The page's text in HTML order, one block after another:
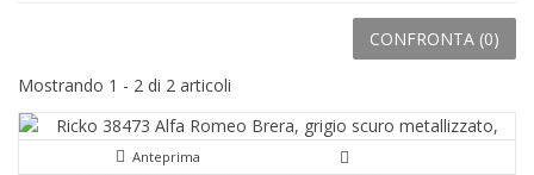
CONFRONTA (0)
Mostrando 1 - 2 di 2 articoli
Anteprima